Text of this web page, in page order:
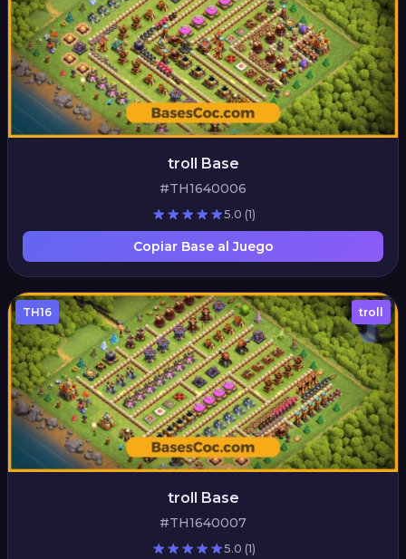
troll Base
#TH1640006
5.0 (1)
Copiar Base al Juego
TH16 troll
troll Base
#TH1640007
5.0 (1)